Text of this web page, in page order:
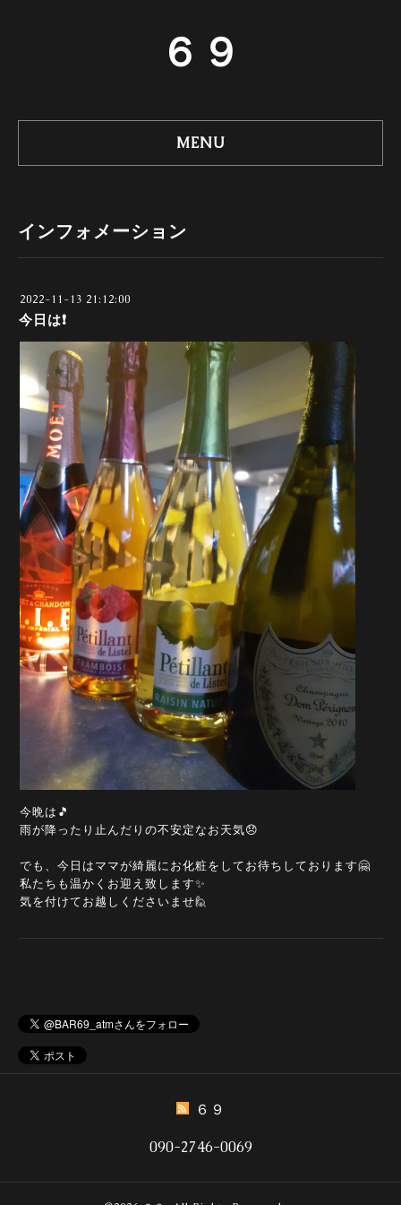
６９
MENU
インフォメーション
2022-11-13 21:12:00
今日は❗
今晩は🎵
雨が降ったり止んだりの不安定なお天気😞
でも、今日はママが綺麗にお化粧をしてお待ちしております🤗
私たちも温かくお迎え致します✨
気を付けてお越しくださいませ🙋
６９
090-2746-0069